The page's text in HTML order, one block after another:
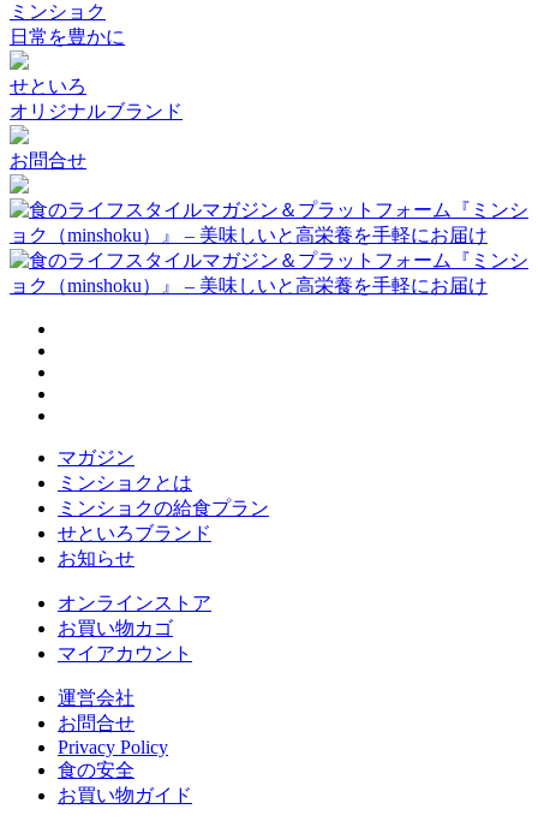
ミンショク
日常を豊かに
せといろ
オリジナルブランド
お問合せ
マガジン
ミンショクとは
ミンショクの給食プラン
せといろブランド
お知らせ
オンラインストア
お買い物カゴ
マイアカウント
運営会社
お問合せ
Privacy Policy
食の安全
お買い物ガイド